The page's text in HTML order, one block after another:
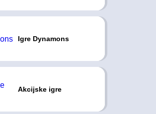
Igre Dynamons
Akcijske igre